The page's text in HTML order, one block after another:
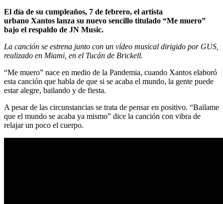
El día de su cumpleaños, 7 de febrero, el artista
urbano Xantos lanza su nuevo sencillo titulado “Me muero”
bajo el respaldo de JN Music.
La canción se estrena junto con un vídeo musical dirigido por GUS,
realizado en Miami, en el Tucán de Brickell.
“Me muero” nace en medio de la Pandemia, cuando Xantos elaboró
esta canción que habla de que si se acaba el mundo, la gente puede
estar alegre, bailando y de fiesta.
A pesar de las circunstancias se trata de pensar en positivo. “Bailame
que el mundo se acaba ya mismo” dice la canción con vibra de
relajar un poco el cuerpo.